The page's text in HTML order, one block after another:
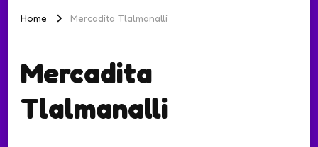
Home Mercadita Tlalmanalli
Mercadita
Tlalmanalli